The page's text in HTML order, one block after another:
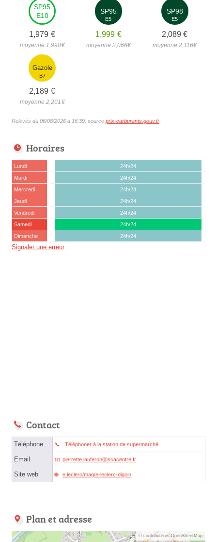
SP95
E10
1,979 €
moyenne 1,998€
SP95
E5
1,999 €
moyenne 2,066€
SP98
E5
2,089 €
moyenne 2,116€
Gazole
B7
2,189 €
moyenne 2,201 €
Relevés du 06/08/2026 à 16:39, source prix-carburants.gouv.fr
Horaires
Lundi
24h/24
Mardi
24h/24
Mercredi
24h/24
Jeudi
24h/24
Vendredi
24h/24
Samedi
24h/24
Dimanche
24h/24
Signaler une erreur
Contact
Téléphone Téléphoner à la station de supermarché
Email pierrette.lauferonⓐscacentre.fr
Site web e.leclerc/mag/e-leclerc-digoin
Plan et adresse
© contributeurs OpenStreetMap